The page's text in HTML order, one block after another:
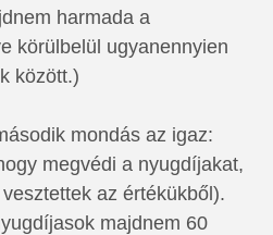
harmada a
körülbelül ugyanennyien
között.)
mondás az igaz:
megvédi a nyugdíjakat,
az értékükből).
majdnem 60